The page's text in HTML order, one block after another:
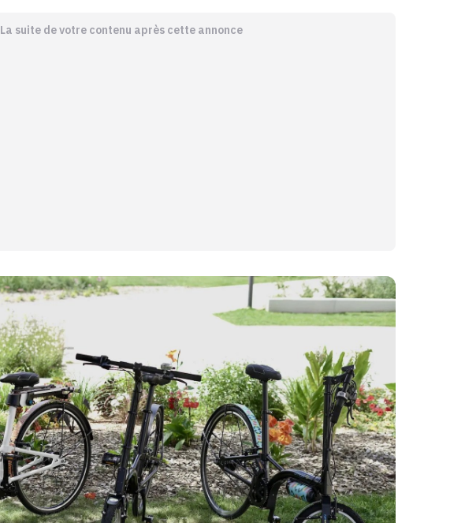
La suite de votre contenu après cette annonce